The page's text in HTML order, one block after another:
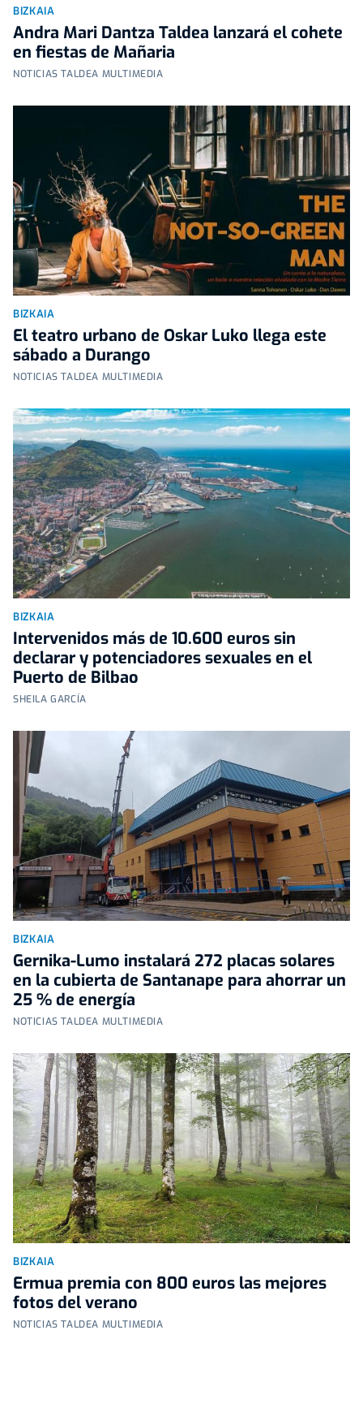
BIZKAIA
Andra Mari Dantza Taldea lanzará el cohete
en fiestas de Mañaria
NOTICIAS TALDEA MULTIMEDIA
BIZKAIA
El teatro urbano de Oskar Luko llega este
sábado a Durango
NOTICIAS TALDEA MULTIMEDIA
BIZKAIA
Intervenidos más de 10.600 euros sin
declarar y potenciadores sexuales en el
Puerto de Bilbao
SHEILA GARCÍA
BIZKAIA
Gernika-Lumo instalará 272 placas solares
en la cubierta de Santanape para ahorrar un
25 % de energía
NOTICIAS TALDEA MULTIMEDIA
BIZKAIA
Ermua premia con 800 euros las mejores
fotos del verano
NOTICIAS TALDEA MULTIMEDIA